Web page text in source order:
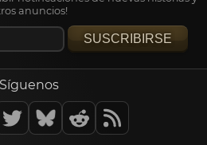
anuncios!
SUSCRIBIRSE
Síguenos